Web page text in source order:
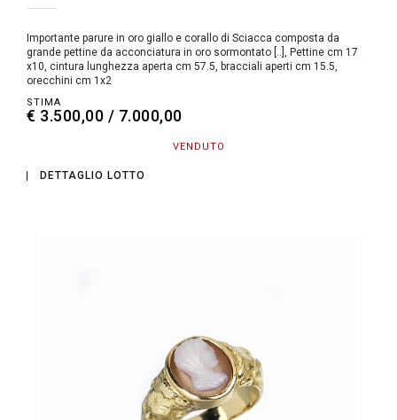
Importante parure in oro giallo e corallo di Sciacca composta da
grande pettine da acconciatura in oro sormontato [..], Pettine cm 17
x10, cintura lunghezza aperta cm 57.5, bracciali aperti cm 15.5,
orecchini cm 1x2
STIMA
€ 3.500,00 / 7.000,00
VENDUTO
DETTAGLIO LOTTO